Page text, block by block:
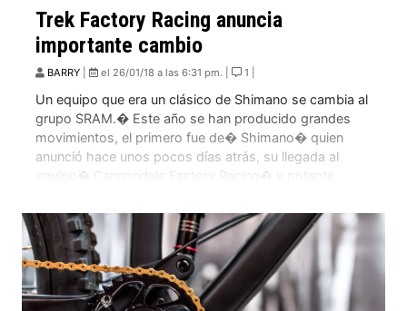
Trek Factory Racing anuncia
importante cambio
BARRY el 26/01/18 a las 6:31 pm. | 1 |
Un equipo que era un clásico de Shimano se cambia al
grupo SRAM.� Este año se han producido grandes
movimientos, el primero fue de� Shimano� quien
anunció hace unos pocos días atrás, su llegada al
equipo� Cannondale Factory Racing� y potente
SRAM no se ha quedado quieto y […]